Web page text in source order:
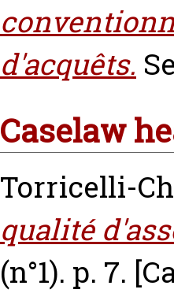
d'acquêts.
Caselaw
Torricelli-
qualité
(n°1). p. 7.